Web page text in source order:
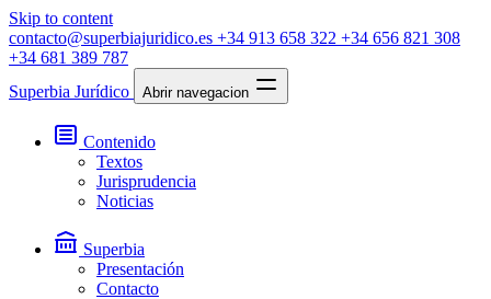
Skip to content
contacto@superbiajuridico.es +34 913 658 322 +34 656 821 308
+34 681 389 787
Superbia Jurídico
Abrir navegacion
Contenido
Textos
Jurisprudencia
Noticias
Superbia
Presentación
Contacto